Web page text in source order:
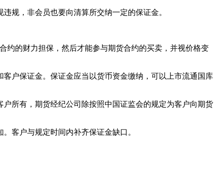
规，非会员也要向清算所交纳一定的保证金。
约的财力担保，然后才能参与期货合约的买卖，并视价格变
户保证金。保证金应当以货币资金缴纳，可以上市流通国库
所有，期货经纪公司除按照中国证监会的规定为客户向期货
客户与规定时间内补齐保证金缺口。